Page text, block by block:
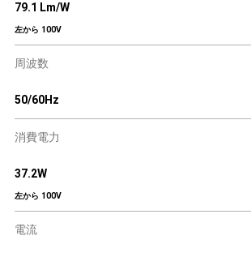
79.1 Lm/W
左から 100V
周波数
50/60Hz
消費電力
37.2W
左から 100V
電流